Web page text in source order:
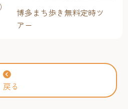
博多まち歩き無料定時ツ
アー
戻る